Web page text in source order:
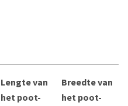
Lengte van
het poot-
Breedte van
het poot-